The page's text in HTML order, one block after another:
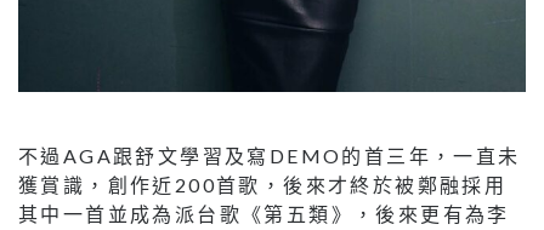
不過AGA跟舒文學習及寫DEMO的首三年，一直未
獲賞識，創作近200首歌，後來才終於被鄭融採用
其中一首並成為派台歌《第五類》，後來更有為李